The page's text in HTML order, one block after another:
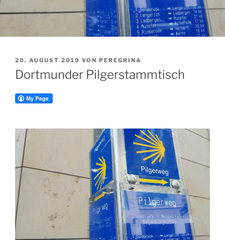
VERÖFFENTLICHT
AM
20. AUGUST 2019 VON PEREGRINA
Dortmunder Pilgerstammtisch